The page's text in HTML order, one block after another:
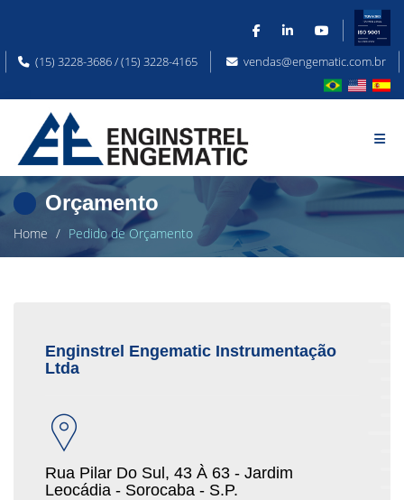
(15) 3228-3686 / (15) 3228-4165 vendas@engematic.com.br
Orçamento
Home Pedido de Orçamento
Enginstrel Engematic Instrumentação
Ltda
Rua Pilar Do Sul, 43 À 63 - Jardim
Leocádia - Sorocaba - S.P.